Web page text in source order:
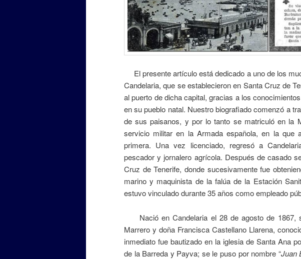
El presente artículo está dedicado a uno de los
Candelaria, que se establecieron en Santa Cruz de
al puerto de dicha capital, gracias a los
en su pueblo natal. Nuestro biografiado comenzó a
de sus paisanos, y por lo tanto se matriculó en la
servicio militar en la Armada española, en la que
primera. Una vez licenciado, regresó a
pescador y jornalero agrícola. Después de casado
Cruz de Tenerife, donde sucesivamente fue
marino y maquinista de la falúa de la Estación
estuvo vinculado durante 35 años como empleado
Nació en Candelaria el 28 de agosto de 1867,
Marrero y doña Francisca Castellano Llarena,
inmediato fue bautizado en la iglesia de Santa Ana
de la Barreda y Payva; se le puso por nombre “Juan